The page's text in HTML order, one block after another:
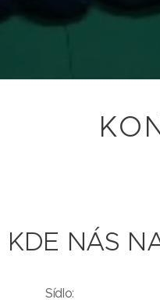
KDE NÁS
Sídlo: